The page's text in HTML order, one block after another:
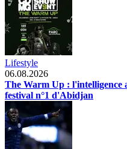
Lifestyle
06.08.2026
The Warm Up : l'intelligence
festival n°1 d'Abidjan